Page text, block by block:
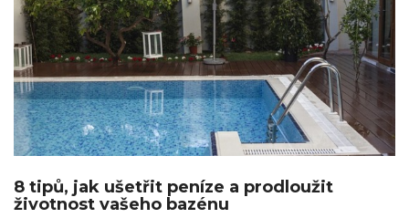
8 tipů, jak ušetřit peníze a prodloužit
životnost vašeho bazénu